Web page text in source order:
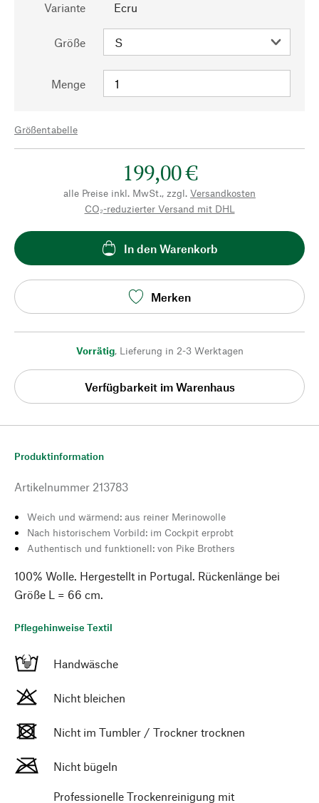
Variante Ecru
Größe
Menge
Größentabelle
199,00 €
alle Preise inkl. MwSt., zzgl. Versandkosten
CO₂-reduzierter Versand mit DHL
In den Warenkorb
Merken
Vorrätig, Lieferung in 2-3 Werktagen
Verfügbarkeit im Warenhaus
Produktinformation
Artikelnummer 213783
Weich und wärmend: aus reiner Merinowolle
Nach historischem Vorbild: im Cockpit erprobt
Authentisch und funktionell: von Pike Brothers
100% Wolle. Hergestellt in Portugal. Rückenlänge bei
Größe L = 66 cm.
Pflegehinweise Textil
Handwäsche
Nicht bleichen
Nicht im Tumbler / Trockner trocknen
Nicht bügeln
Professionelle Trockenreinigung mit